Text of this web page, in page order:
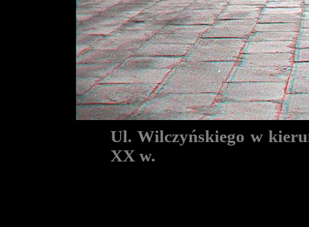
Ul. Wilczyńskiego w
XX w.